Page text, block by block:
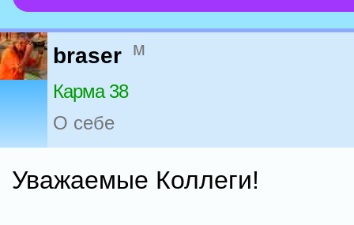
braser м
Карма 38
О себе
Уважаемые Коллеги!